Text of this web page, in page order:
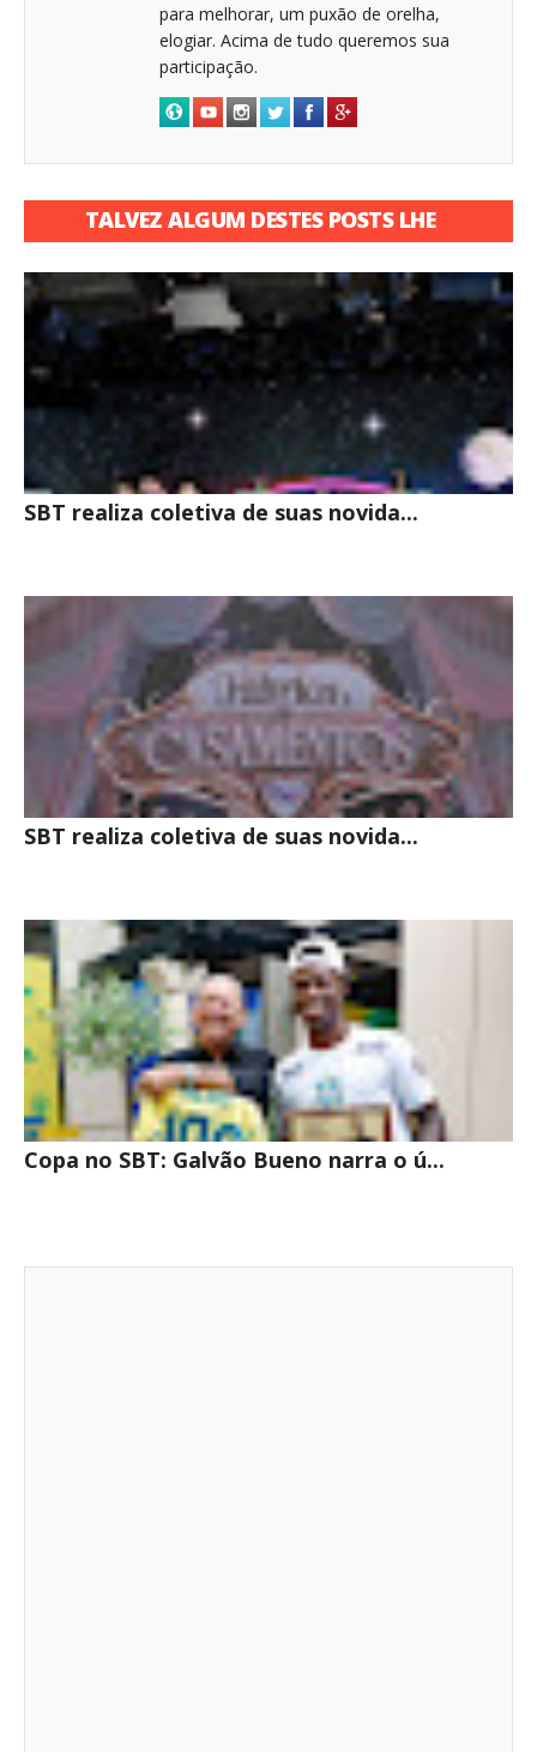
para melhorar, um puxão de orelha,
elogiar. Acima de tudo queremos sua
participação.
TALVEZ ALGUM DESTES POSTS LHE
SBT realiza coletiva de suas novida...
SBT realiza coletiva de suas novida...
Copa no SBT: Galvão Bueno narra o ú...